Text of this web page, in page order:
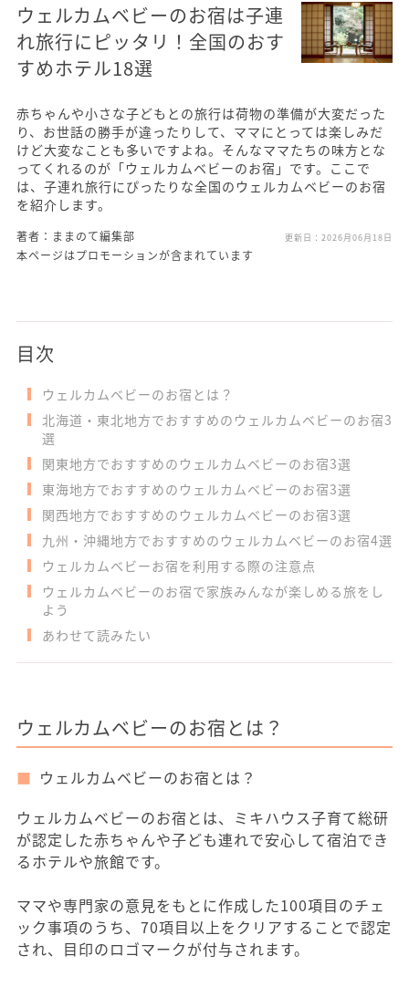
ウェルカムベビーのお宿は子連
れ旅行にピッタリ！全国のおす
すめホテル18選
赤ちゃんや小さな子どもとの旅行は荷物の準備が大変だった
り、お世話の勝手が違ったりして、ママにとっては楽しみだ
けど大変なことも多いですよね。そんなママたちの味方とな
ってくれるのが「ウェルカムベビーのお宿」です。ここで
は、子連れ旅行にぴったりな全国のウェルカムベビーのお宿
を紹介します。
著者：ままのて編集部 更新日： 2026月06月18日
本ページはプロモーションが含まれています
目次
ウェルカムベビーのお宿とは？
北海道・東北地方でおすすめのウェルカムベビーのお宿3
選
関東地方でおすすめのウェルカムベビーのお宿3選
東海地方でおすすめのウェルカムベビーのお宿3選
関西地方でおすすめのウェルカムベビーのお宿3選
九州・沖縄地方でおすすめのウェルカムベビーのお宿4選
ウェルカムベビーお宿を利用する際の注意点
ウェルカムベビーのお宿で家族みんなが楽しめる旅をし
よう
あわせて読みたい
ウェルカムベビーのお宿とは？
ウェルカムベビーのお宿とは？
ウェルカムベビーのお宿とは、ミキハウス子育て総研
が認定した赤ちゃんや子ども連れで安心して宿泊でき
るホテルや旅館です。
ママや専門家の意見をもとに作成した100項目のチェ
ック事項のうち、70項目以上をクリアすることで認定
され、目印のロゴマークが付与されます。